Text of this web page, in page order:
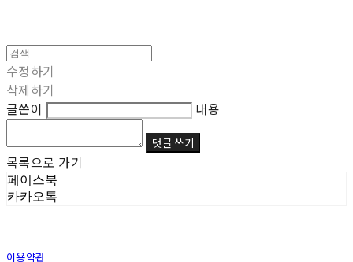
수정하기
삭제하기
글쓴이
내용
댓글 쓰기
목록으로 가기
페이스북
카카오톡
이용약관